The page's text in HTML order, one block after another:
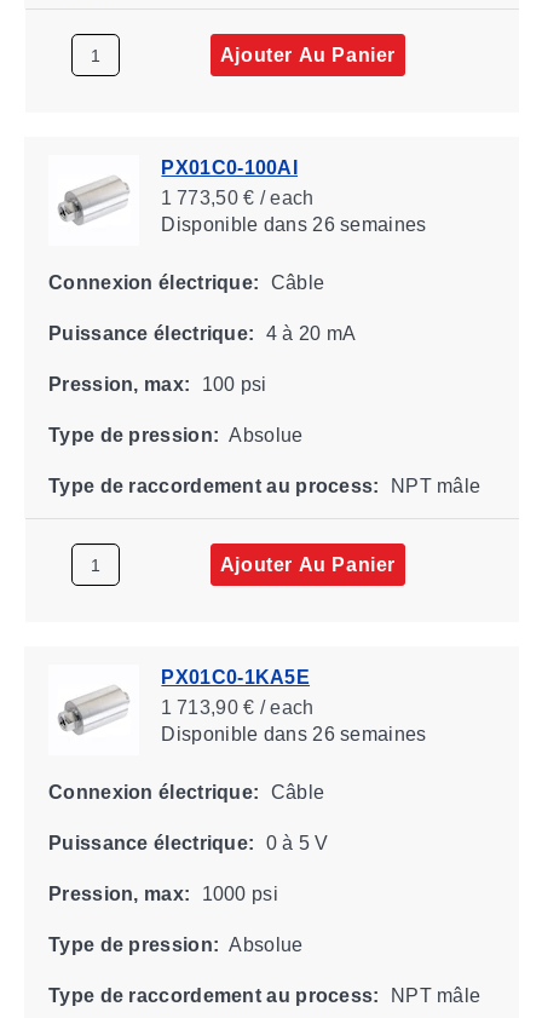
Ajouter Au Panier
PX01C0-100AI
1 773,50 € / each
Disponibledans 26 semaines
Connexion électrique: Câble
Puissance électrique: 4 à 20 mA
Pression, max: 100 psi
Type de pression: Absolue
Type de raccordement au process: NPT mâle
Ajouter Au Panier
PX01C0-1KA5E
1 713,90 € / each
Disponibledans 26 semaines
Connexion électrique: Câble
Puissance électrique: 0 à 5 V
Pression, max: 1000 psi
Type de pression: Absolue
Type de raccordement au process: NPT mâle